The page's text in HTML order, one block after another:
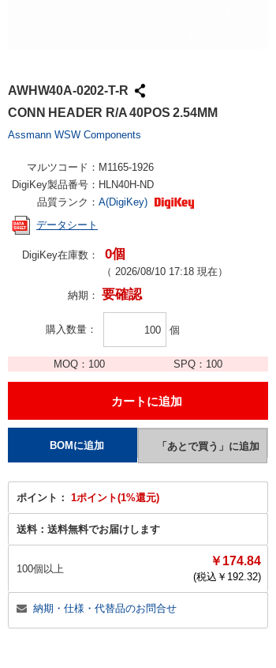
AWHW40A-0202-T-R
CONN HEADER R/A 40POS 2.54MM
Assmann WSW Components
マルツコード： M1165-1926
DigiKey製品番号： HLN40H-ND
品質ランク： A(DigiKey)
データシート
DigiKey在庫数： 0個
（ 2026/08/10 17:18 現在）
納期： 要確認
購入数量 個
MOQ： 100 SPQ： 100
ポイント： 1ポイント(1%還元)
送料： 送料無料でお届けします
100個以上
￥174.84
(税込￥ 192.32)
納期・仕様・代替品のお問合せ